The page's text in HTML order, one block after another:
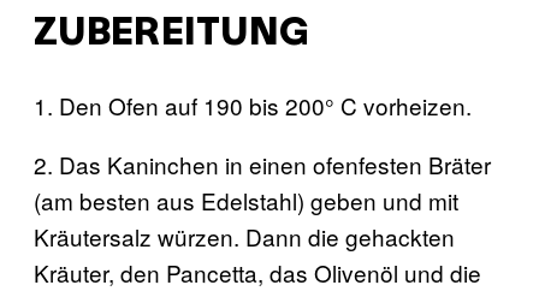
ZUBEREITUNG
1. Den Ofen auf 190 bis 200° C vorheizen.
2. Das Kaninchen in einen ofenfesten Bräter
(am besten aus Edelstahl) geben und mit
Kräutersalz würzen. Dann die gehackten
Kräuter, den Pancetta, das Olivenöl und die